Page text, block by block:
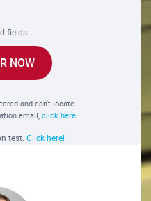
fields
NOW
and can't locate
email,click here!
test. Click here!